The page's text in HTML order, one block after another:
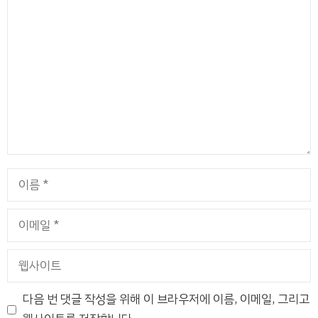
다음 번 댓글 작성을 위해 이 브라우저에 이름, 이메일, 그리고